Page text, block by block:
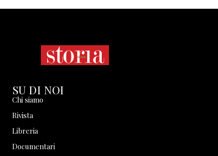
SU DI NOI
Chi siamo
Rivista
Libreria
Documentari